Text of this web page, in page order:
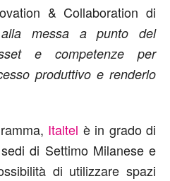
& Collaboration di
alla messa a punto del
e competenze per
produttivo e renderlo
Italtel è in grado di
di Settimo Milanese e
di utilizzare spazi